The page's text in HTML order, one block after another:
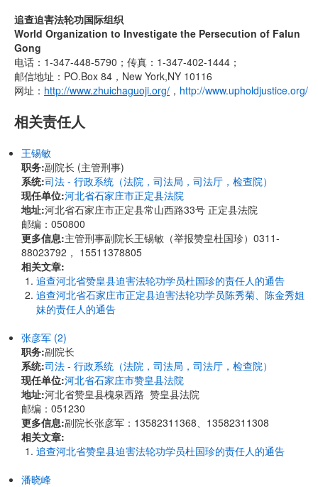
追查迫害法轮功国际组织
World Organization to Investigate the Persecution of Falun
Gong
电话：1-347-448-5790；传真：1-347-402-1444；
邮信地址：PO.Box 84，New York,NY 10116
网址： http://www.zhuichaguoji.org/ ， http://www.upholdjustice.org/
相关责任人
王锡敏
职务:副院长 (主管刑事)
系统:司法 - 行政系统（法院，司法局，司法厅，检查院）
现任单位:河北省石家庄市正定县法院
地址:河北省石家庄市正定县常山西路33号 正定县法院
邮编：050800
更多信息:主管刑事副院长王锡敏（举报赞皇杜国珍）0311-
88023792， 15511378805
相关文章:
追查河北省赞皇县迫害法轮功学员杜国珍的责任人的通告
追查河北省石家庄市正定县迫害法轮功学员陈秀菊、陈金秀姐
妹的责任人的通告
张彦军 (2)
职务:副院长
系统:司法 - 行政系统（法院，司法局，司法厅，检查院）
现任单位:河北省石家庄市赞皇县法院
地址:河北省赞皇县槐泉西路 赞皇县法院
邮编：051230
更多信息:副院长张彦军：13582311368、13582311308
相关文章:
追查河北省赞皇县迫害法轮功学员杜国珍的责任人的通告
潘晓峰